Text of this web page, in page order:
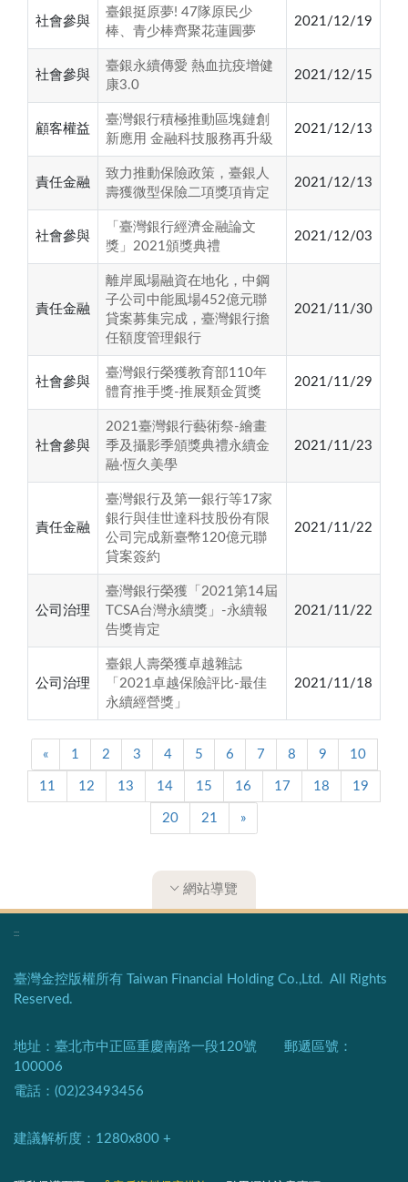
社會參與
臺銀挺原夢! 47隊原民少
棒、青少棒齊聚花蓮圓夢
2021/12/19
社會參與
臺銀永續傳愛 熱血抗疫增健
康3.0
2021/12/15
顧客權益
臺灣銀行積極推動區塊鏈創
新應用 金融科技服務再升級
2021/12/13
責任金融
致力推動保險政策，臺銀人
壽獲微型保險二項獎項肯定
2021/12/13
社會參與
「臺灣銀行經濟金融論文
獎」2021頒獎典禮
2021/12/03
責任金融
離岸風場融資在地化，中鋼
子公司中能風場452億元聯
貸案募集完成，臺灣銀行擔
任額度管理銀行
2021/11/30
社會參與
臺灣銀行榮獲教育部110年
體育推手獎-推展類金質獎
2021/11/29
社會參與
2021臺灣銀行藝術祭-繪畫
季及攝影季頒獎典禮永續金
融‧恆久美學
2021/11/23
責任金融
臺灣銀行及第一銀行等17家
銀行與佳世達科技股份有限
公司完成新臺幣120億元聯
貸案簽約
2021/11/22
公司治理
臺灣銀行榮獲「2021第14屆
TCSA台灣永續獎」-永續報
告獎肯定
2021/11/22
公司治理
臺銀人壽榮獲卓越雜誌
「2021卓越保險評比-最佳
永續經營獎」
2021/11/18
« 1 2 3 4 5 6 7 8 9 10
11 12 13 14 15 16 17 18 19
20 21 »
網站導覽
:::
臺灣金控版權所有 Taiwan Financial Holding Co.,Ltd. All Rights
Reserved.
地址：臺北市中正區重慶南路一段120號 郵遞區號：
100006
電話：(02)23493456
建議解析度：1280x800 +​